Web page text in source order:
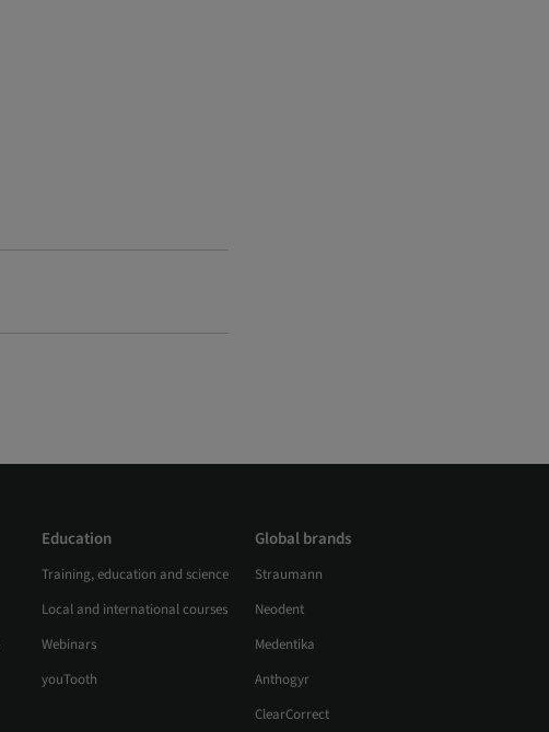
Education
Training, education and science
Local and international courses
Webinars
youTooth
Global brands
Straumann
Neodent
Medentika
Anthogyr
ClearCorrect